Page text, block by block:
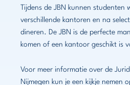
Tijdens de JBN kunnen studenten
verschillende kantoren en na
dineren. De JBN is de perfecte
komen of een kantoor geschikt is
Voor meer informatie over de
Nijmegen kun je een kijkje nemen